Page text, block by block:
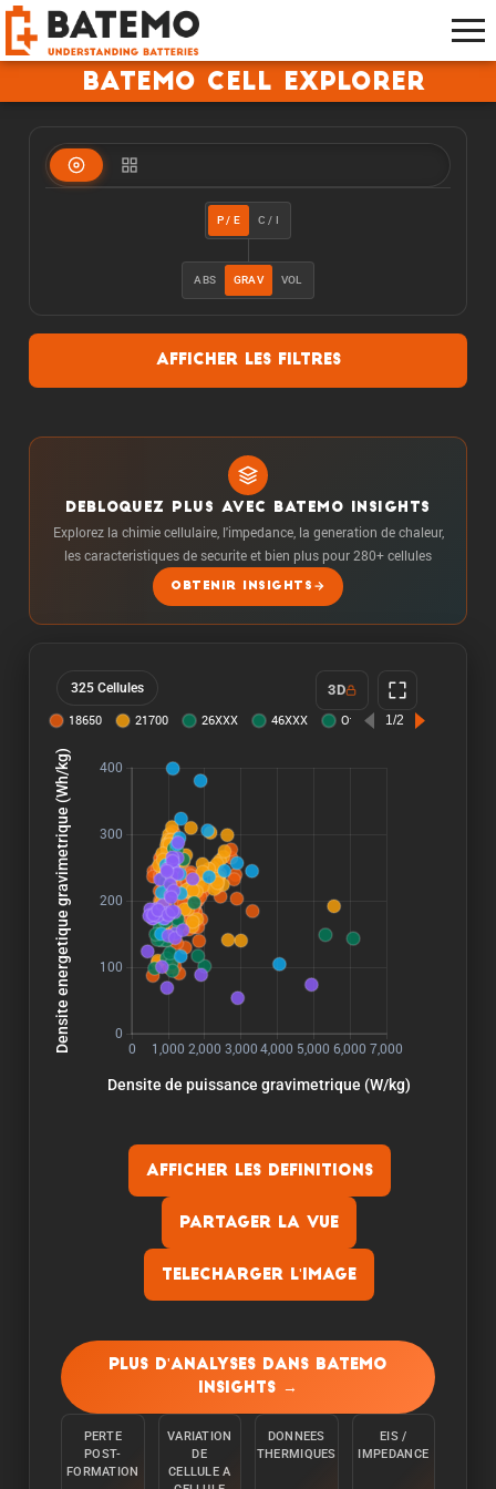
Batemo Cell Explorer
P / E C / I
ABS GRAV VOL
Afficher les filtres
DEBLOQUEZ PLUS AVEC BATEMO INSIGHTS
Explorez la chimie cellulaire, l'impedance, la generation de chaleur,
les caracteristiques de securite et bien plus pour 280+ cellules
OBTENIR INSIGHTS
325 Cellules 3D
Afficher les definitions
Partager la vue
Telecharger l'image
La capacite est mesuree en dechargeant la
cellule a une temperature ambiante de 25°C a
partir de 100% avec un courant constant C/10
atteinte.
Plus d'analyses dans Batemo
Insights →
PERTE
POST-
FORMATION
VARIATION
DE
CELLULE A
DONNEES
THERMIQUES
EIS /
IMPEDANCE